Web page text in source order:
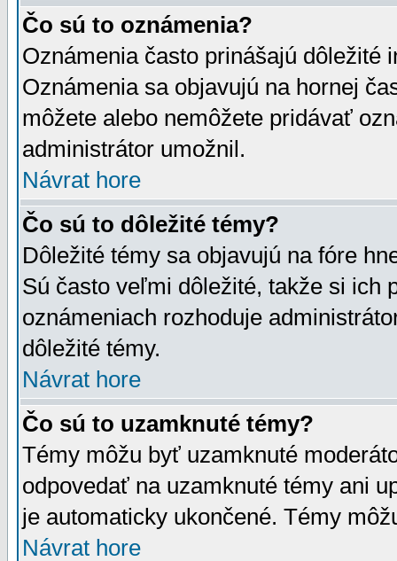
Čo sú to oznámenia?
Oznámenia často prinášajú dôležité
Oznámenia sa objavujú na hornej
môžete alebo nemôžete pridávať
administrátor umožnil.
Návrat hore
Čo sú to dôležité témy?
Dôležité témy sa objavujú na fóre
Sú často veľmi dôležité, takže si ich
oznámeniach rozhoduje
dôležité témy.
Návrat hore
Čo sú to uzamknuté témy?
Témy môžu byť uzamknuté
odpovedať na uzamknuté témy ani
je automaticky ukončené. Témy
Návrat hore